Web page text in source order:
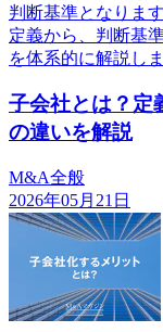
判断基準となりま
定義から、判断基
を体系的に解説し
子会社とは？定
の違いを解説
M&A全般
2026年05月21日